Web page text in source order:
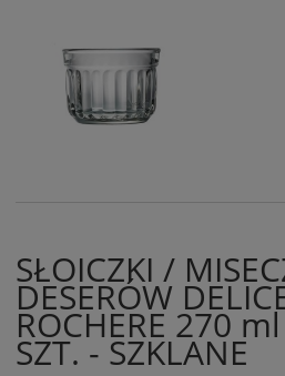
SŁOICZKI /
DESERÓW
ROCHERE 270
SZT. - SZKLANE